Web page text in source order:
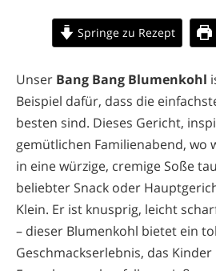
Springe zu Rezept
Unser Bang Bang Blumenkohl
Beispiel dafür, dass die
besten sind. Dieses Gericht,
gemütlichen Familienabend, wo
in eine würzige, cremige Soße
beliebter Snack oder
Klein. Er ist knusprig, leicht
– dieser Blumenkohl bietet ein
Geschmackserlebnis, das